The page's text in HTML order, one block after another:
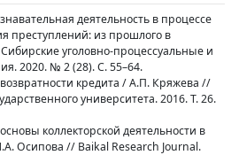
деятельность в процессе
преступлений: из прошлого в
уголовно-процессуальные и
2020. № 2 (28). С. 55–64.
кредита / А.П. Кряжева //
университета. 2016. Т. 26.
коллекторской деятельности в
Осипова // Baikal Research Journal.